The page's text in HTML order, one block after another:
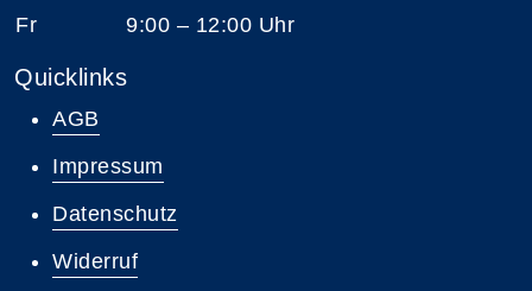
Fr
9:00 – 12:00 Uhr
Quicklinks
AGB
Impressum
Datenschutz
Widerruf